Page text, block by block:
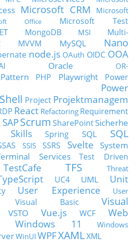
Microsoft CRM
Microsoft
Office
Microsoft Test
MongoDB MSI
Multi-
MVVM MySQL
Nano
node.js OAuth OIDC OOA
Oracle
OR-
Pattern PHP Playwright
Power
Power
Project Projektmanagem
React Refactoring Requirement
SAPScrum SharePointSicherhe
Skills Spring SQL
SQL
SSIS SSRS Svelte
System
Services
Test Driven
TestCafe TFS
Threat
UC4 UML
Unit
User Experience
User
Visual Basic
Visual
VSTO Vue.js WCF
Web
Windows 11
Windows
WinUI WPFXAMLXML